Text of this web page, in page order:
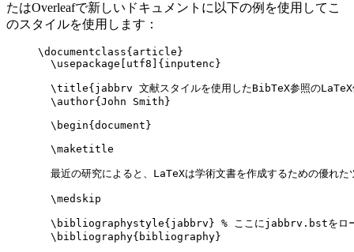
たはOverleafで新しいドキュメントに以下の例を使用してこ
のスタイルを使用します：
\documentclass{ article }
\usepackage
utf8 ]{ inputenc }
\title{jabbrv 文献スタイルを使用したBibTeX参照の
\author{John Smith}
\begin{ document }
\maketitle
最近の研究によると、LaTeXは学術文書を作成するための優れ
\medskip
\bibliographystyle{jabbrv} % ここにjabbrv.bstをロ
\bibliography{bibliography}